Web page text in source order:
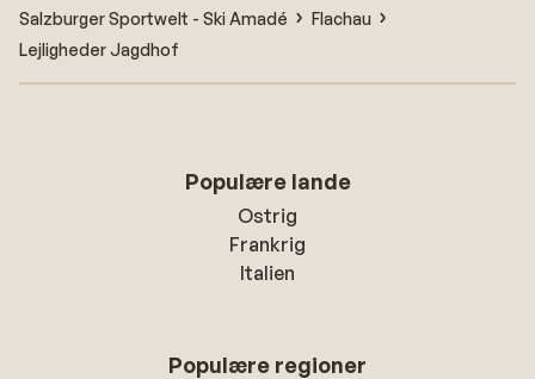
Salzburger Sportwelt - Ski Amadé
Flachau
Lejligheder Jagdhof
Populære lande
Ostrig
Frankrig
Italien
Populære regioner